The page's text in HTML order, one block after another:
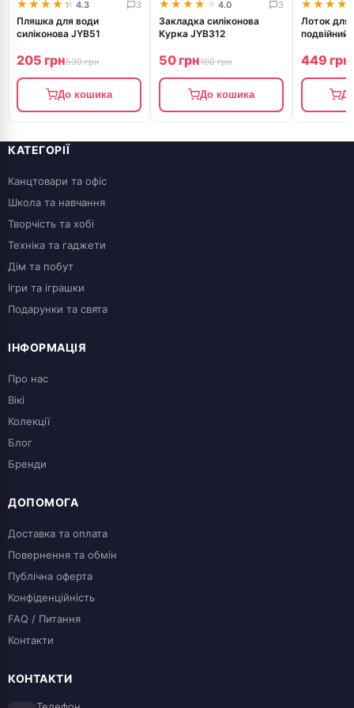
★★★★★
★★★★★ 4.3 3
Пляшка для води
силіконова JYB51
205 грн530 грн
До кошика
★★★★★
★★★★★ 4.0 3
Закладка силіконова
Курка JYB312
50 грн100 грн
До кошика
Лоток для
подвійний
метал
449 грн
КАТЕГОРІЇ
Канцтовари та офіс
Школа та навчання
Творчість та хобі
Техніка та гаджети
Дім та побут
Ігри та іграшки
Подарунки та свята
ІНФОРМАЦІЯ
Про нас
Вікі
Колекції
Блог
Бренди
ДОПОМОГА
Доставка та оплата
Повернення та обмін
Публічна оферта
Конфіденційність
FAQ / Питання
Контакти
КОНТАКТИ